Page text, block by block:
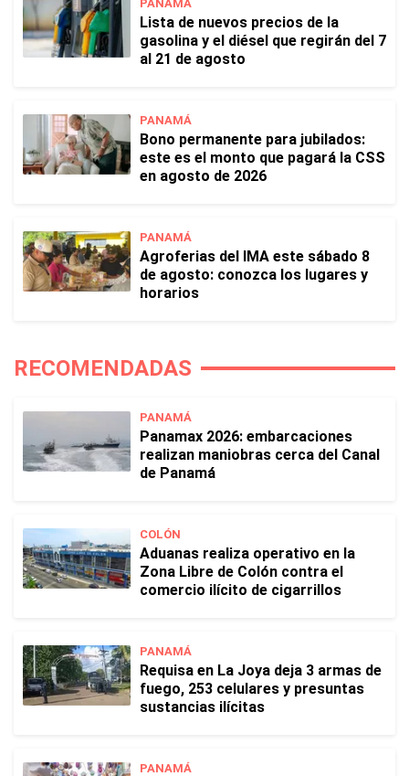
PANAMÁ
Lista de nuevos precios de la
gasolina y el diésel que regirán del 7
al 21 de agosto
PANAMÁ
Bono permanente para jubilados:
este es el monto que pagará la CSS
en agosto de 2026
PANAMÁ
Agroferias del IMA este sábado 8
de agosto: conozca los lugares y
horarios
RECOMENDADAS
PANAMÁ
Panamax 2026: embarcaciones
realizan maniobras cerca del Canal
de Panamá
COLÓN
Aduanas realiza operativo en la
Zona Libre de Colón contra el
comercio ilícito de cigarrillos
PANAMÁ
Requisa en La Joya deja 3 armas de
fuego, 253 celulares y presuntas
sustancias ilícitas
PANAMÁ